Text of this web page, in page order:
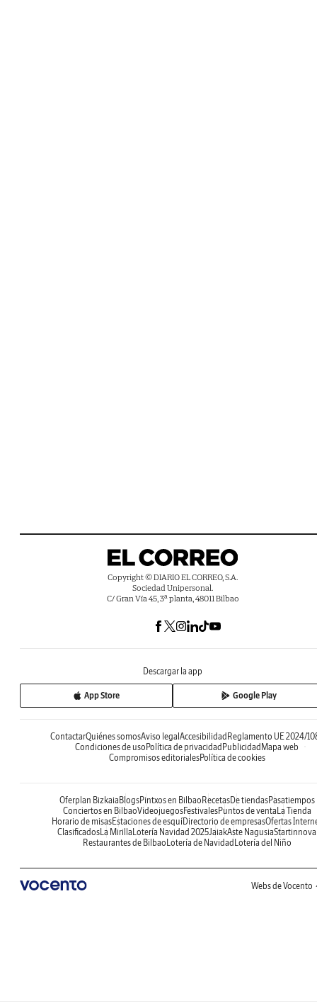
Copyright © DIARIO EL CORREO, S.A.
Sociedad Unipersonal.
C/ Gran Vía 45, 3ª planta, 48011 Bilbao
Descargar la app
App Store Google Play
ContactarQuiénes somosAviso legal Accesibilidad Reglamento UE 2024/
Condiciones de uso Política de privacidad Publicidad Mapa web
Compromisos editorialesPolítica de cookies
Oferplan Bizkaia BlogsPintxos en Bilbao RecetasDe tiendasPasatiempos
Conciertos en BilbaoVideojuegosFestivalesPuntos de venta La Tienda
Horario de misasEstaciones de esquíDirectorio de empresasOfertas
Clasificados La Mirilla Lotería Navidad 2025JaiakAste NagusiaStartinnova
Restaurantes de Bilbao Lotería de Navidad Lotería del Niño
Webs de Vocento